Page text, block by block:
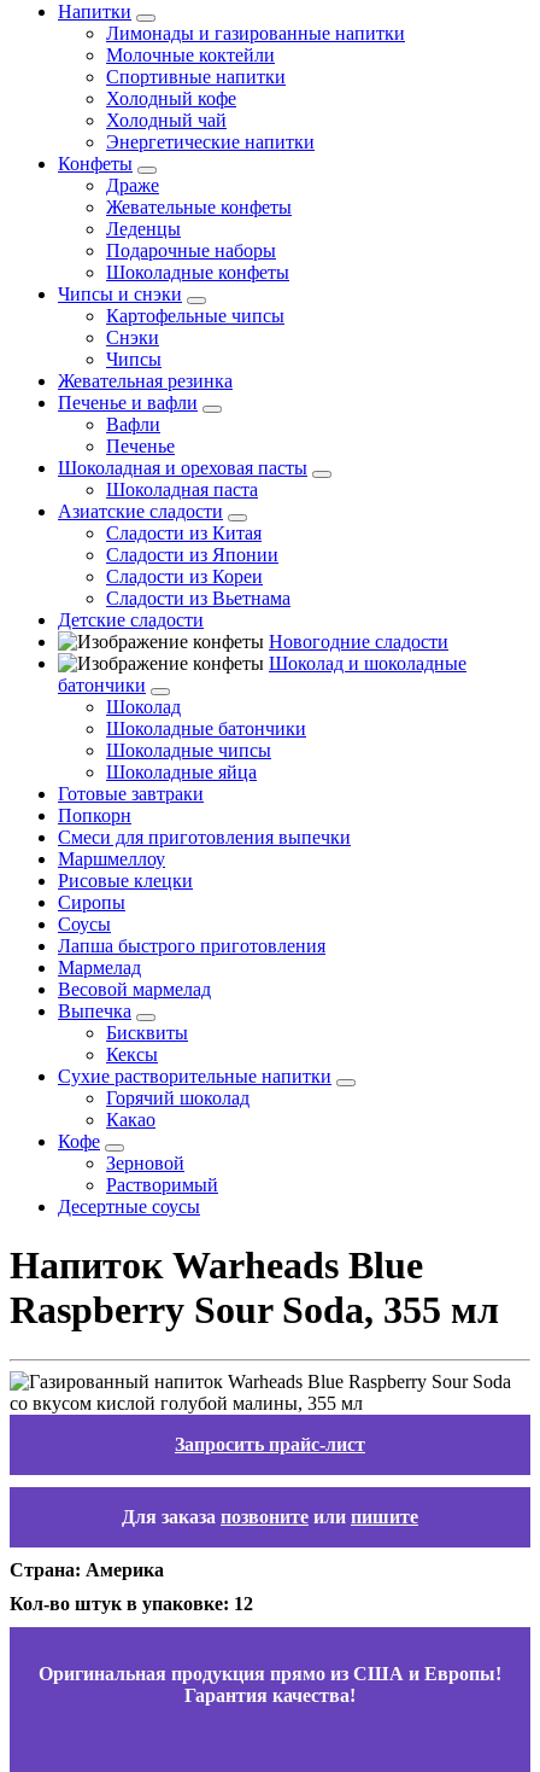
Напитки
Лимонады и газированные напитки
Молочные коктейли
Спортивные напитки
Холодный кофе
Холодный чай
Энергетические напитки
Конфеты
Драже
Жевательные конфеты
Леденцы
Подарочные наборы
Шоколадные конфеты
Чипсы и снэки
Картофельные чипсы
Снэки
Чипсы
Жевательная резинка
Печенье и вафли
Вафли
Печенье
Шоколадная и ореховая пасты
Шоколадная паста
Азиатские сладости
Сладости из Китая
Сладости из Японии
Сладости из Кореи
Сладости из Вьетнама
Детские сладости
Новогодние сладости
Шоколад и шоколадные
батончики
Шоколад
Шоколадные батончики
Шоколадные чипсы
Шоколадные яйца
Готовые завтраки
Попкорн
Смеси для приготовления выпечки
Маршмеллоу
Рисовые клецки
Сиропы
Соусы
Лапша быстрого приготовления
Мармелад
Весовой мармелад
Выпечка
Бисквиты
Кексы
Сухие растворительные напитки
Горячий шоколад
Какао
Кофе
Зерновой
Растворимый
Десертные соусы
Напиток Warheads Blue
Raspberry Sour Soda, 355 мл
Запросить прайс-лист
Для заказа позвоните или пишите
Страна: Америка
Кол-во штук в упаковке: 12
Оригинальная продукция прямо из США и Европы!
Гарантия качества!